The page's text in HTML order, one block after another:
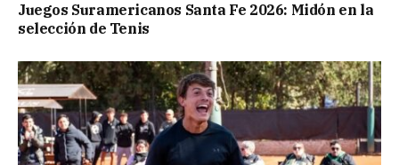
Juegos Suramericanos Santa Fe 2026: Midón en la
selección de Tenis